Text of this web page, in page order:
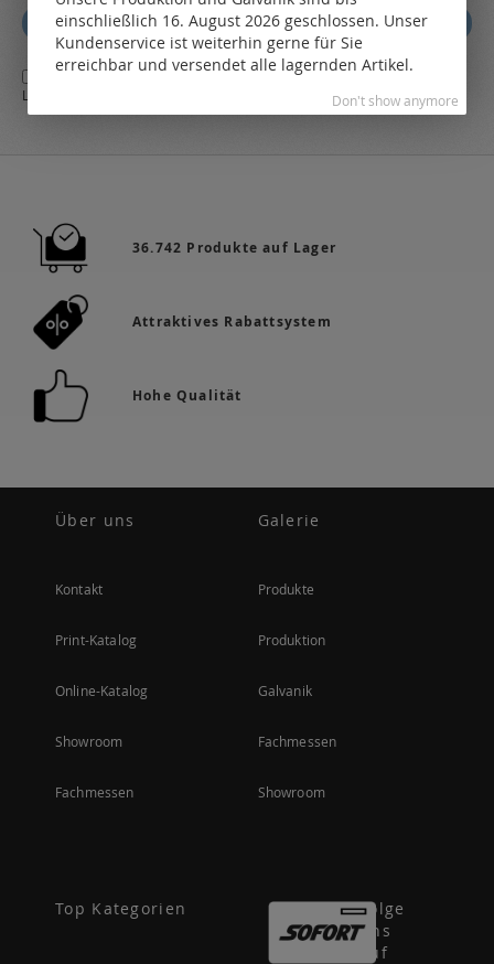
sich
für
unseren
Newsletter
a:
Abonnieren
Ja,ich stimme denAGBsowie denDatenschutzbestimmungen
LEO Online-Shop zu.
36.742 Produkte auf Lager
Attraktives Rabattsystem
Hohe Qualität
Über uns
Kontakt
Print-Katalog
Online-Katalog
Showroom
Fachmessen
Galerie
Produkte
Produktion
Galvanik
Fachmessen
Showroom
Top Kategorien
Folge
uns
auf
einschließlich 16. August 2026 geschlossen. Unser
Kundenservice ist weiterhin gerne für Sie
erreichbar und versendet alle lagernden Artikel.
Don't show anymore